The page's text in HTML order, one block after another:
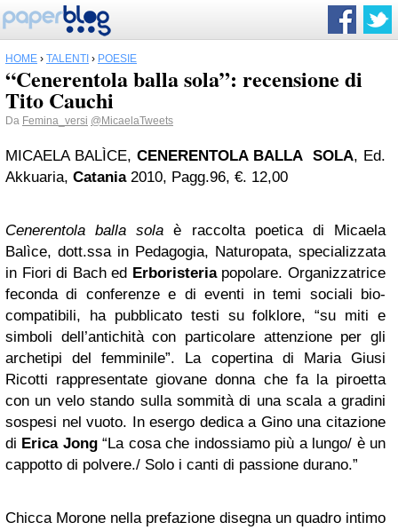
HOME › TALENTI › POESIE
“Cenerentola balla sola”: recensione di
Tito Cauchi
Da Femina_versi @MicaelaTweets
MICAELA BALÌCE, CENERENTOLA BALLA SOLA, Ed.
Akkuaria, Catania2010, Pagg.96, €. 12,00
Cenerentola balla sola è raccolta poetica di Micaela
Balìce, dott.ssa in Pedagogia, Naturopata, specializzata
in Fiori di Bach ed Erboristeriapopolare. Organizzatrice
feconda di conferenze e di eventi in temi sociali bio-
compatibili, ha pubblicato testi su folklore, “su miti e
simboli dell’antichità con particolare attenzione per gli
archetipi del femminile”. La copertina di Maria Giusi
Ricotti rappresentate giovane donna che fa la piroetta
con un velo stando sulla sommità di una scala a gradini
sospesi nel vuoto. In esergo dedica a Gino una citazione
di Erica Jong“La cosa che indossiamo più a lungo/ è un
cappotto di polvere./ Solo i canti di passione durano.”
Chicca Morone nella prefazione disegna un quadro intimo